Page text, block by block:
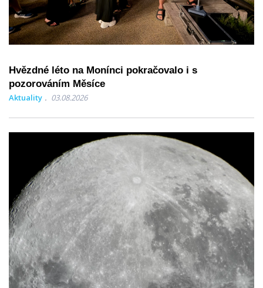
Hvězdné léto na Monínci pokračovalo i s
pozorováním Měsíce
Aktuality 03.08.2026